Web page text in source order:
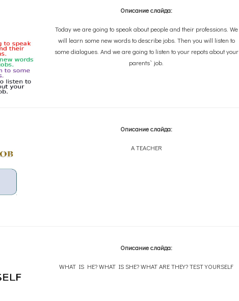
Описание слайда:
Today we are going to speak about people and their professions. We
will learn some new words to describe jobs. Then you will listen to
some dialogues. And we are going to listen to your repots about your
parents` job.
Описание слайда:
A TEACHER
Описание слайда:
WHAT IS HE? WHAT IS SHE? WHAT ARE THEY? TEST YOURSELF